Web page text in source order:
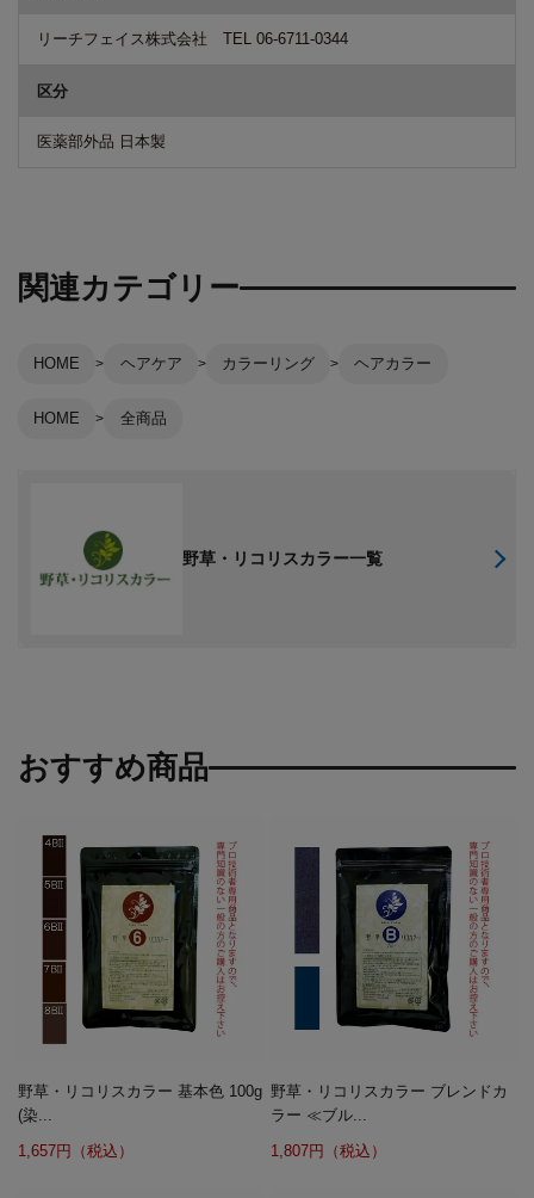
リーチフェイス株式会社 TEL 06-6711-0344
区分
医薬部外品 日本製
関連カテゴリー
HOME ヘアケア カラーリング ヘアカラー
HOME 全商品
野草・リコリスカラー一覧
おすすめ商品
野草・リコリスカラー 基本色 100g
(染...
1,657円（税込）
野草・リコリスカラー ブレンドカ
ラー ≪ブル...
1,807円（税込）